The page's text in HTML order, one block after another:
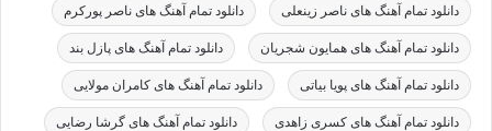
دانلود تمام آهنگ های ناصر زینعلی دانلود تمام آهنگ های ناصر پورکرم
دانلود تمام آهنگ های همایون شجریان دانلود تمام آهنگ های پازل بند
دانلود تمام آهنگ های پویا بیاتی دانلود تمام آهنگ های کامران مولایی
دانلود تمام آهنگ های کسری زاهدی دانلود تمام آهنگ های گرشا رضایی